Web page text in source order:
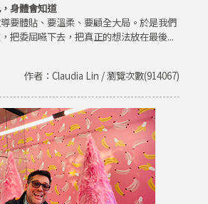
身體會知道
要體貼、要溫柔、要顧全大局。於是我們
把委屈嚥下去，把真正的想法放在最後...
作者：Claudia Lin / 瀏覽次數(914067)